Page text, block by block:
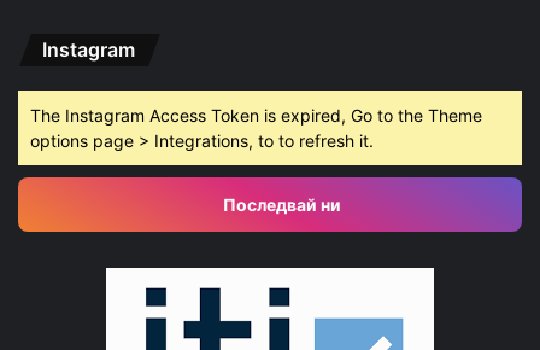
Instagram
The Instagram Access Token is expired, Go to the Theme
options page > Integrations, to to refresh it.
Последвай ни